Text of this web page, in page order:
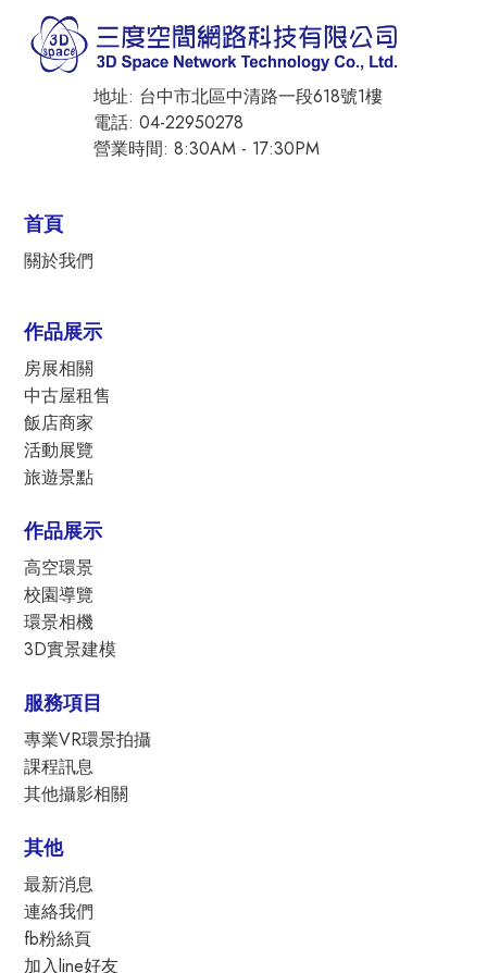
地址: 台中市北區中清路一段618號1樓
電話: 04-22950278
營業時間: 8:30AM - 17:30PM
首頁
關於我們
作品展示
房展相關
中古屋租售
飯店商家
活動展覽
旅遊景點
作品展示
高空環景
校園導覽
環景相機
3D實景建模
服務項目
專業VR環景拍攝
課程訊息
其他攝影相關
其他
最新消息
連絡我們
fb粉絲頁
加入line好友